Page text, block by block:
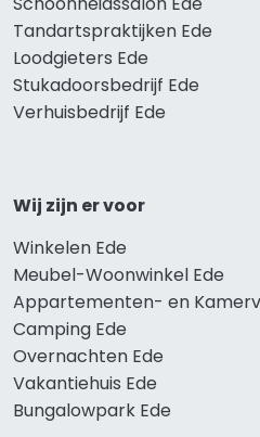
Tandartspraktijken Ede
Loodgieters Ede
Stukadoorsbedrijf Ede
Verhuisbedrijf Ede
Wij zijn er voor
Winkelen Ede
Meubel-Woonwinkel Ede
Appartementen- en
Camping Ede
Overnachten Ede
Vakantiehuis Ede
Bungalowpark Ede